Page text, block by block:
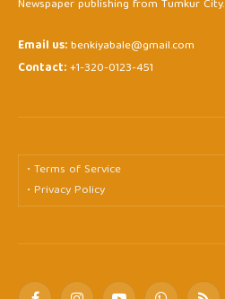
Newspaper publishing from Tumkur City.
Email us:benkiyabale@gmail.com
Contact:+1-320-0123-451
• Terms of Service
• Privacy Policy